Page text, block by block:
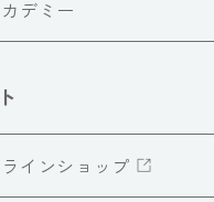
デミー
インショップ